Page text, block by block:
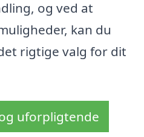
og ved at
kan du
rigtige valg for dit
uforpligtende